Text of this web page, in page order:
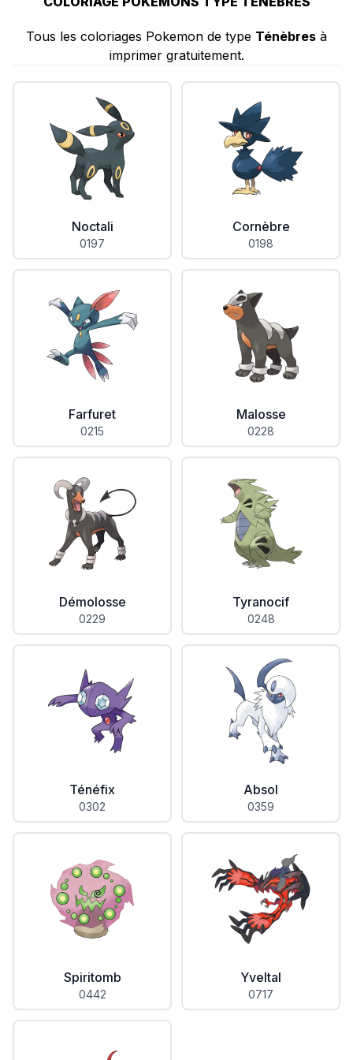
Tous les coloriages Pokemon de type Ténèbres à
imprimer gratuitement.
Noctali
0197
Cornèbre
0198
Farfuret
0215
Malosse
0228
Démolosse
0229
Tyranocif
0248
Ténéfix
0302
Absol
0359
Spiritomb
0442
Yveltal
0717